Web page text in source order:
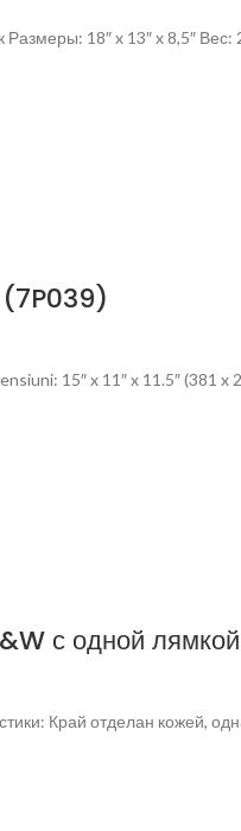
18″ x 13″ x 8,5″
15″ x 11″ x 11.5″ (381 x
с одной
Край отделан кожей,